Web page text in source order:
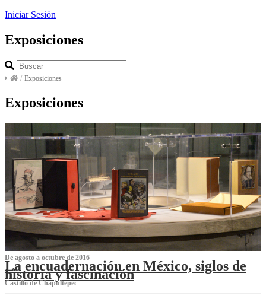
Iniciar Sesión
Exposiciones
/ Exposiciones
Exposiciones
De agosto a octubre de 2016
La encuadernación en México, siglos de
historia y fascinación
Castillo de Chapultepec